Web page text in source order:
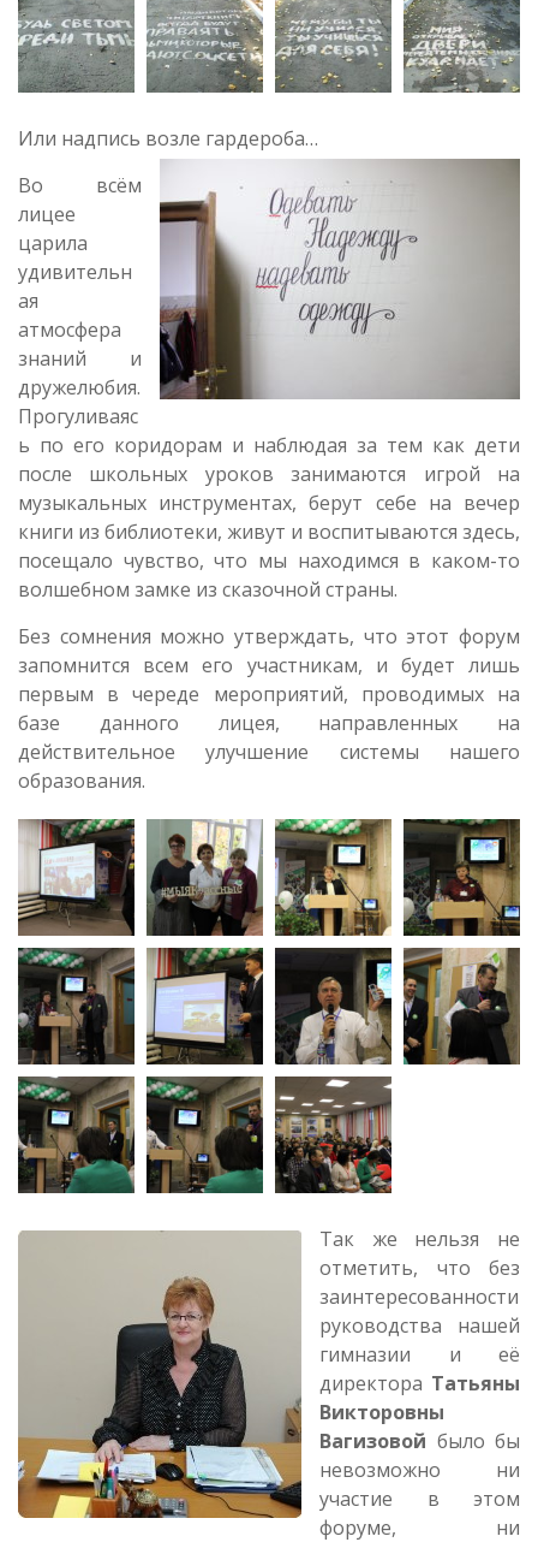
Или надпись возле гардероба…
Во всём
лицее
царила
удивительн
ая
атмосфера
знаний и
дружелюбия.
Прогуливаяс
ь по его коридорам и наблюдая за тем как дети
после школьных уроков занимаются игрой на
музыкальных инструментах, берут себе на вечер
книги из библиотеки, живут и воспитываются здесь,
посещало чувство, что мы находимся в каком-то
волшебном замке из сказочной страны.
Без сомнения можно утверждать, что этот форум
запомнится всем его участникам, и будет лишь
первым в череде мероприятий, проводимых на
базе данного лицея, направленных на
действительное улучшение системы нашего
образования.
Так же нельзя не
отметить, что без
заинтересованности
руководства нашей
гимназии и её
директора Татьяны
Викторовны
Вагизовой было бы
невозможно ни
участие в этом
форуме, ни